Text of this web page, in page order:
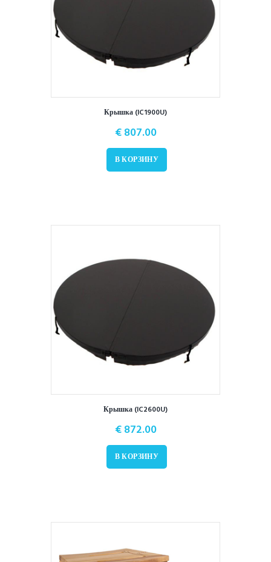
Крышка (IC1900U)
€807.00
В КОРЗИНУ
Крышка (IC2600U)
€872.00
В КОРЗИНУ